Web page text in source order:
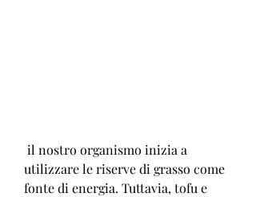
utilizzare le riserve di grasso come
fonte di energia. Tuttavia, tofu e